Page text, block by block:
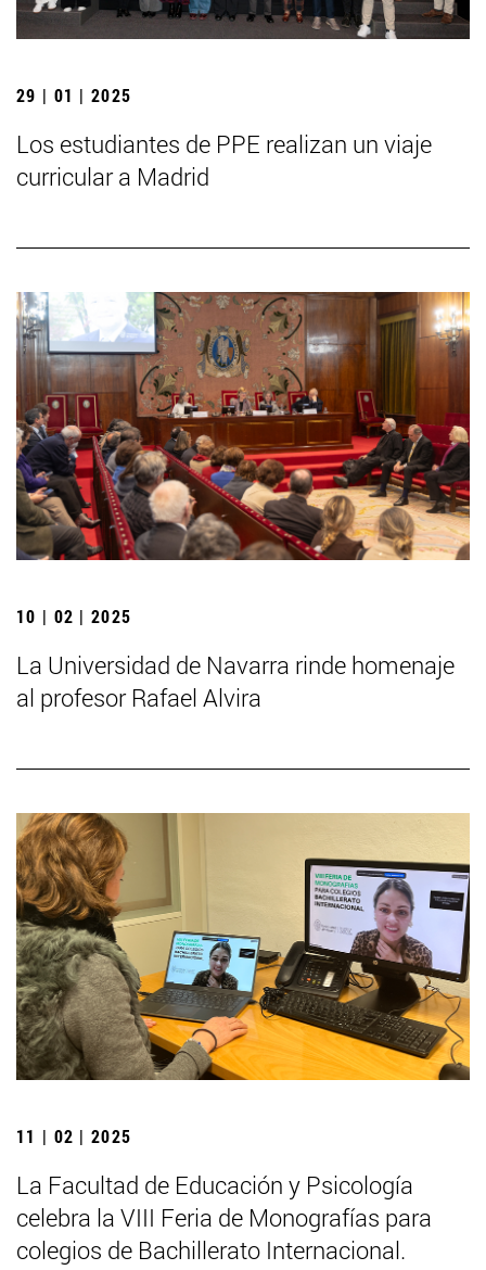
29 | 01 | 2025
Los estudiantes de PPE realizan un viaje
curricular a Madrid
10 | 02 | 2025
La Universidad de Navarra rinde homenaje
al profesor Rafael Alvira
11 | 02 | 2025
La Facultad de Educación y Psicología
celebra la VIII Feria de Monografías para
colegios de Bachillerato Internacional.